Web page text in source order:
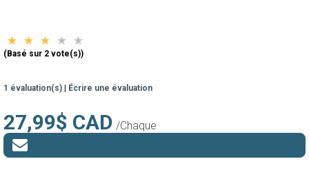
(Basé sur 2 vote(s))
1 évaluation(s) Écrire une évaluation
27,99$ CAD /Chaque